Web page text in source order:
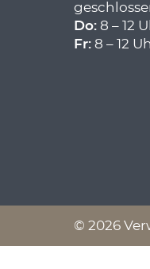
Do: 8 – 12
Fr: 8 – 12
© 2026